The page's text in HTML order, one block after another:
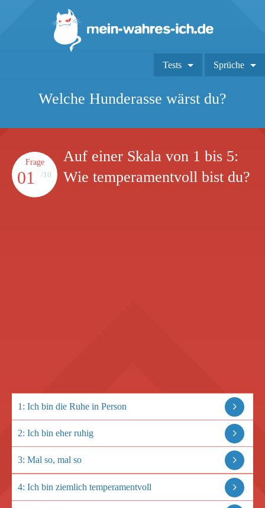
Tests Sprüche
Welche Hunderasse wärst du?
Frage
01 /10
Auf einer Skala von 1 bis 5:
Wie temperamentvoll bist du?
1: Ich bin die Ruhe in Person
2: Ich bin eher ruhig
3: Mal so, mal so
4: Ich bin ziemlich temperamentvoll